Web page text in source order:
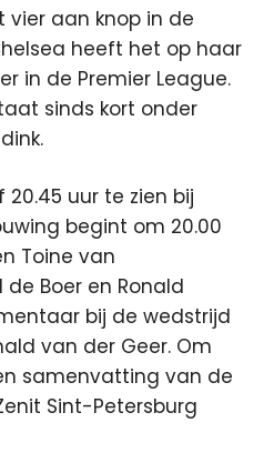
aan knop in de
heeft het op haar
in de Premier League.
sinds kort onder
uur te zien bij
begint om 20.00
Toine van
Boer en Ronald
bij de wedstrijd
van der Geer. Om
samenvatting van de
Sint-Petersburg